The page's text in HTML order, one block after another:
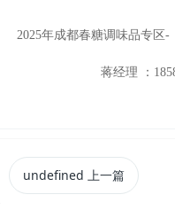
2025年成都春糖调味品专区
蒋经理 ：
undefined 上一篇